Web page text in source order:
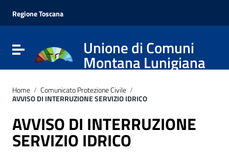
Vai al menu di navigazione
Vai al footer
Regione Toscana
Attiva / disattiva la navigazioneUnione di Comuni
Montana Lunigiana
Home / Comunicato Protezione Civile /
AVVISO DI INTERRUZIONE SERVIZIO IDRICO
AVVISO DI INTERRUZIONE
SERVIZIO IDRICO